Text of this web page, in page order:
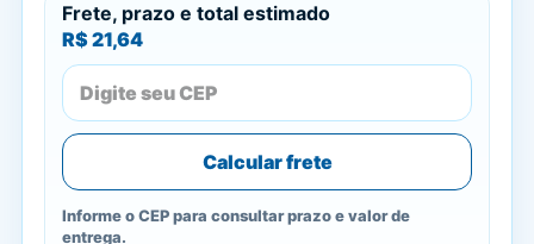
Frete, prazo e total estimado
R$ 21,64
Calcular frete
Informe o CEP para consultar prazo e valor de
entrega.